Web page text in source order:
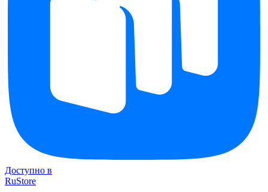
Доступно в
RuStore